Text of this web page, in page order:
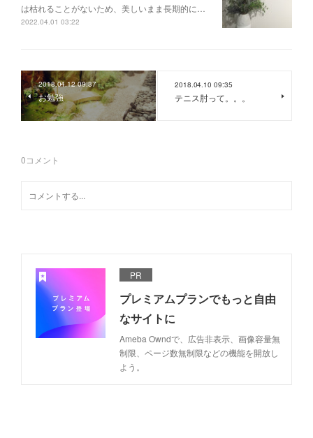
は枯れることがないため、美しいまま長期的に…
2022.04.01 03:22
2018.04.12 09:37
お勉強
2018.04.10 09:35
テニス肘って。。。
0コメント
PR
プレミアムプランでもっと自由
なサイトに
Ameba Owndで、広告非表示、画像容量無
制限、ページ数無制限などの機能を開放し
よう。